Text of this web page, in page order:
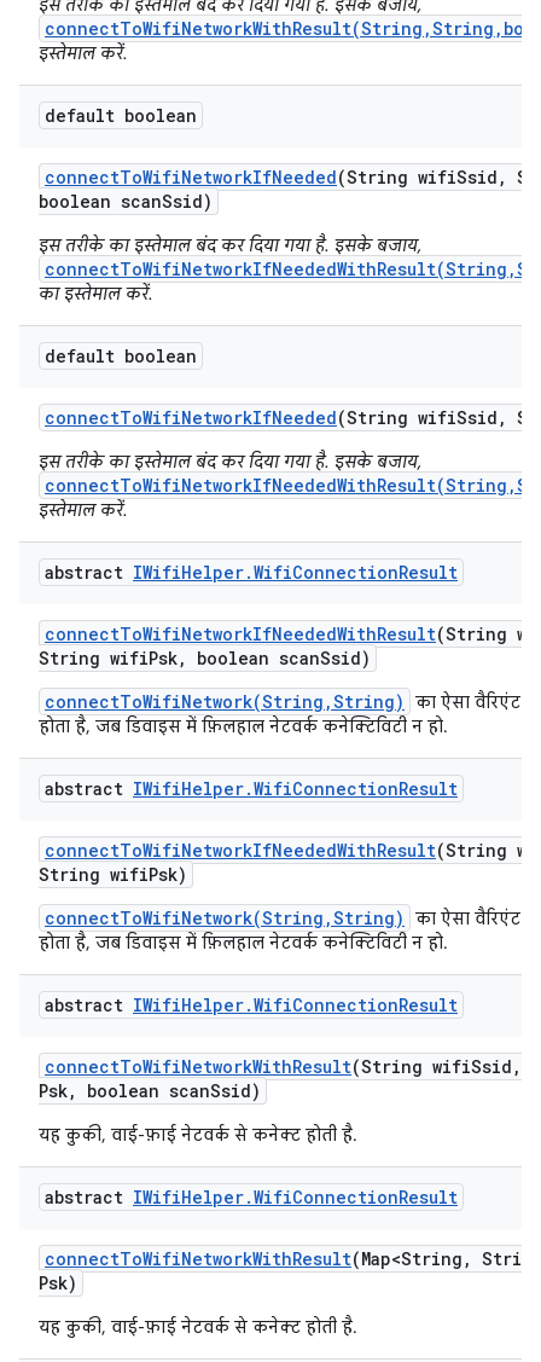
इस तरीके का इस्तेमाल बंद कर दिया गया है. इसके बजाय,
इस्तेमाल करें.
default boolean
connectToWifiNetworkIfNeeded(String wifiSsid ,
boolean scanSsid)
इस तरीके का इस्तेमाल बंद कर दिया गया है. इसके बजाय,
का इस्तेमाल करें.
default boolean
connectToWifiNetworkIfNeeded(String wifiSsid ,
इस तरीके का इस्तेमाल बंद कर दिया गया है. इसके बजाय,
इस्तेमाल करें.
abstract IWifiHelper.WifiConnectionResult
connectToWifiNetworkIfNeededWithResult(String
String wifiPsk, boolean scanSsid)
connectToWifiNetwork(String,String)
का ऐसा वैरिएंट
होता है, जब डिवाइस में फ़िलहाल नेटवर्क कनेक्टिविटी न हो.
abstract IWifiHelper.WifiConnectionResult
connectToWifiNetworkIfNeededWithResult(String
String wifiPsk)
connectToWifiNetwork(String,String)
का ऐसा वैरिएंट
होता है, जब डिवाइस में फ़िलहाल नेटवर्क कनेक्टिविटी न हो.
abstract IWifiHelper.WifiConnectionResult
connectToWifiNetworkWithResult(String wifiSsid ,
Psk, boolean scanSsid)
यह कुकी, वाई-फ़ाई नेटवर्क से कनेक्ट होती है.
abstract IWifiHelper.WifiConnectionResult
connectToWifiNetworkWithResult(Map<String ,
Psk)
यह कुकी, वाई-फ़ाई नेटवर्क से कनेक्ट होती है.